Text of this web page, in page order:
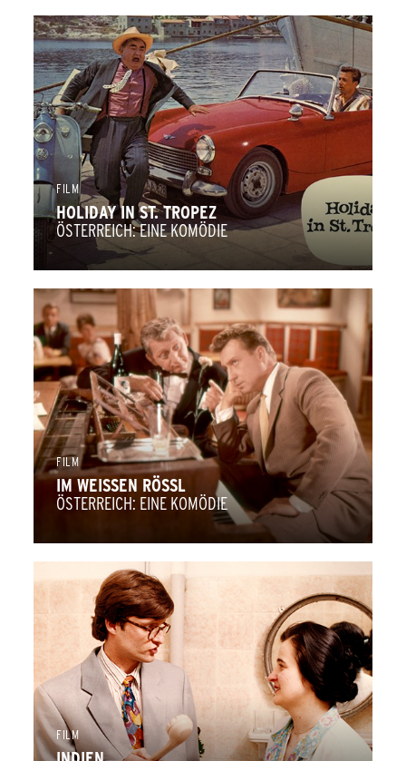
FILM
HOLIDAY IN ST. TROPEZ
ÖSTERREICH: EINE KOMÖDIE
FILM
IM WEISSEN RÖSSL
ÖSTERREICH: EINE KOMÖDIE
FILM